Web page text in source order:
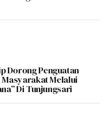
Dorong Penguatan
Melalui
Di Tunjungsari